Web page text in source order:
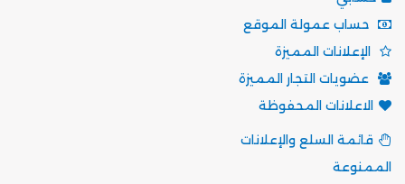
حساب عمولة الموقع
الإعلانات المميزة
عضويات التجار المميزة
الاعلانات المحفوظة
قائمة السلع والإعلانات
الممنوعة